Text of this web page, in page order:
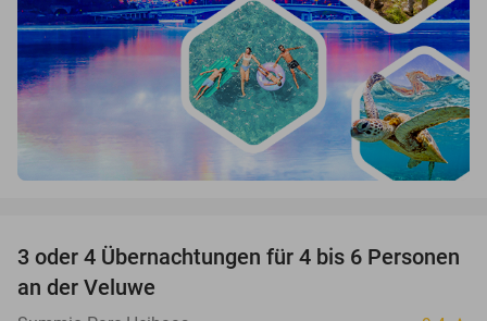
3 oder 4 Übernachtungen für 4 bis 6 Personen
an der Veluwe